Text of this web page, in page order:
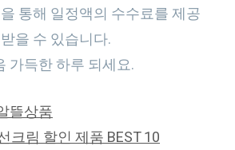
통해 일정액의 수수료를 제공
받을 수 있습니다.
가득한 하루 되세요.
뜰상품
크림 할인 제품 BEST 10